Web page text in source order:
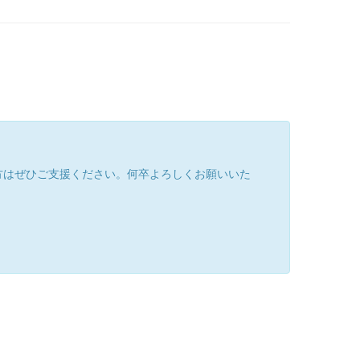
ぜひご支援ください。何卒よろしくお願いいた